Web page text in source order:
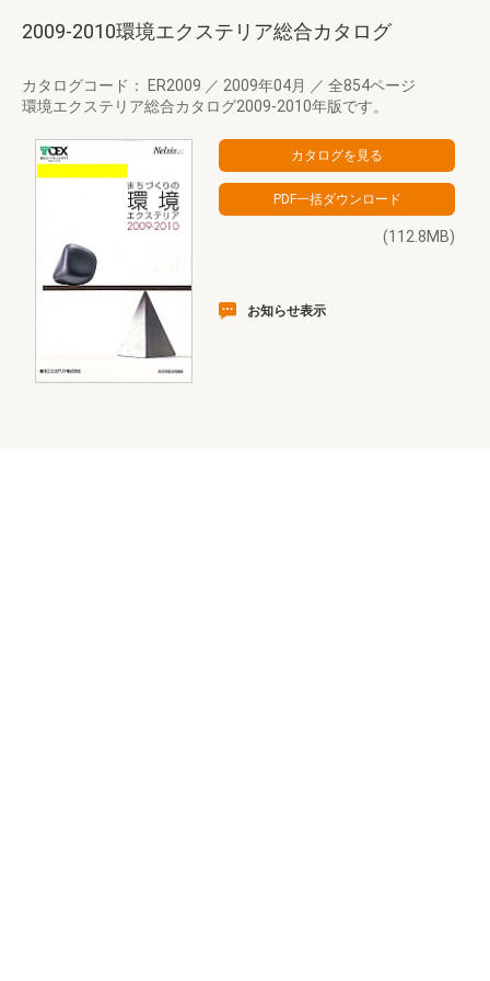
2009-2010環境エクステリア総合カタログ
カタログコード： ER2009 ／ 2009年04月 ／ 全854ページ
環境エクステリア総合カタログ2009-2010年版です。
(112.8MB)
お知らせ表示